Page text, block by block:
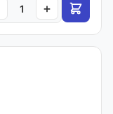
+